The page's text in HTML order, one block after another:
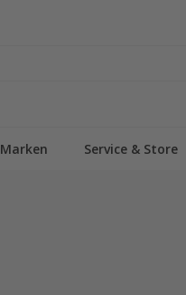
Marken Service & Store